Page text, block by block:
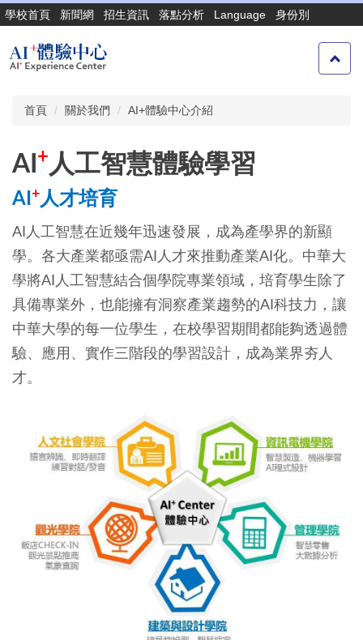
跳
到
主
要
學校首頁 新聞網 招生資訊 落點分析 Language 身份別
首頁 關於我們 AI+體驗中心介紹
AI + 人工智慧體驗學習
AI +人才培育
AI人工智慧在近幾年迅速發展，成為產學界的新顯
學。各大產業都亟需AI人才來推動產業AI化。中華大
學將AI人工智慧結合個學院專業領域，培育學生除了
具備專業外，也能擁有洞察產業趨勢的AI科技力，讓
中華大學的每一位學生，在校學習期間都能夠透過體
驗、應用、實作三階段的學習設計，成為業界夯人
才。